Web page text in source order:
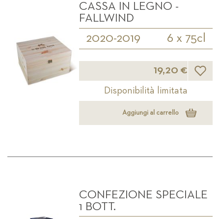
CASSA IN LEGNO -
FALLWIND
2020-2019 6 x 75cl
19,20 €
Disponibilità limitata
Aggiungi al carrello
CONFEZIONE SPECIALE
1 BOTT.